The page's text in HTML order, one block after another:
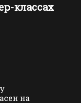
классах
на